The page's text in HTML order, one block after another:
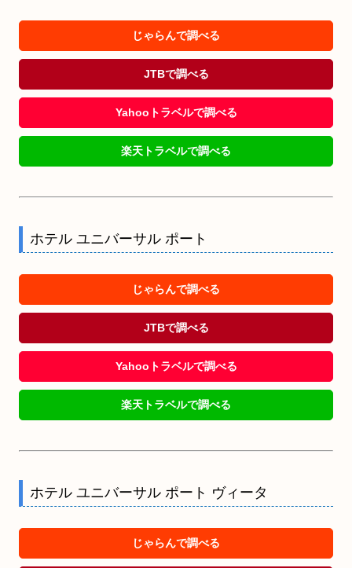
じゃらんで調べる
JTBで調べる
Yahooトラベルで調べる
楽天トラベルで調べる
ホテル ユニバーサル ポート
じゃらんで調べる
JTBで調べる
Yahooトラベルで調べる
楽天トラベルで調べる
ホテル ユニバーサル ポート ヴィータ
じゃらんで調べる